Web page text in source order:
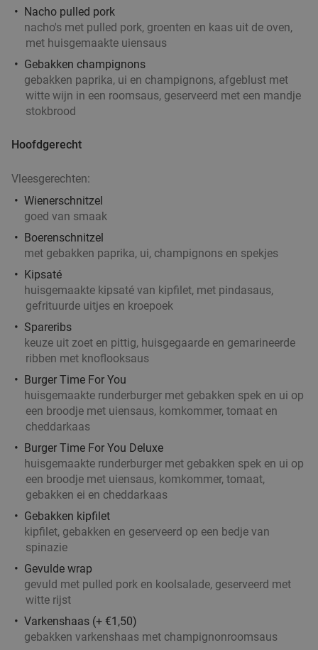
Nacho pulled pork
nacho's met pulled pork, groenten en kaas uit de oven,
met huisgemaakte uiensaus
Gebakken champignons
gebakken paprika, ui en champignons, afgeblust met
witte wijn in een roomsaus, geserveerd met een mandje
stokbrood
Hoofdgerecht
Vleesgerechten:
Wienerschnitzel
goed van smaak
Boerenschnitzel
met gebakken paprika, ui, champignons en spekjes
Kipsaté
huisgemaakte kipsaté van kipfilet, met pindasaus,
gefrituurde uitjes en kroepoek
Spareribs
keuze uit zoet en pittig, huisgegaarde en gemarineerde
ribben met knoflooksaus
Burger Time For You
huisgemaakte runderburger met gebakken spek en ui op
een broodje met uiensaus, komkommer, tomaat en
cheddarkaas
Burger Time For You Deluxe
huisgemaakte runderburger met gebakken spek en ui op
een broodje met uiensaus, komkommer, tomaat,
gebakken ei en cheddarkaas
Gebakken kipfilet
kipfilet, gebakken en geserveerd op een bedje van
spinazie
Gevulde wrap
gevuld met pulled pork en koolsalade, geserveerd met
witte rijst
Varkenshaas (+ €1,50)
gebakken varkenshaas met champignonroomsaus